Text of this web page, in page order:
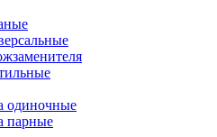
одиночные
парные